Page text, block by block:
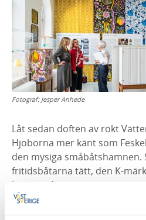
Fotograf: Jesper Anhede
Låt sedan doften av rökt
Hjoborna mer känt som
den mysiga
fritidsbåtarna tätt, den K-
ligger redo att ta passagerare
uteserveringarna är fyllda av
ljumma kvällen.